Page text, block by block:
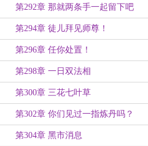
第292章 那就两条手一起留下吧
第294章 徒儿拜见师尊！
第296章 任你处置！
第298章 一日双法相
第300章 三花七叶草
第302章 你们见过一指炼丹吗？
第304章 黑市消息